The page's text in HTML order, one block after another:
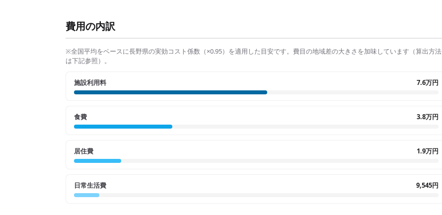
費用の内訳
※全国平均をベースに長野県の実効コスト係数（×0.95）を適用した目安です。費目の地域差の大きさを加味しています（算出方法
は下記参照）。
施設利用料 7.6万円
食費 3.8万円
居住費 1.9万円
日常生活費 9,545円